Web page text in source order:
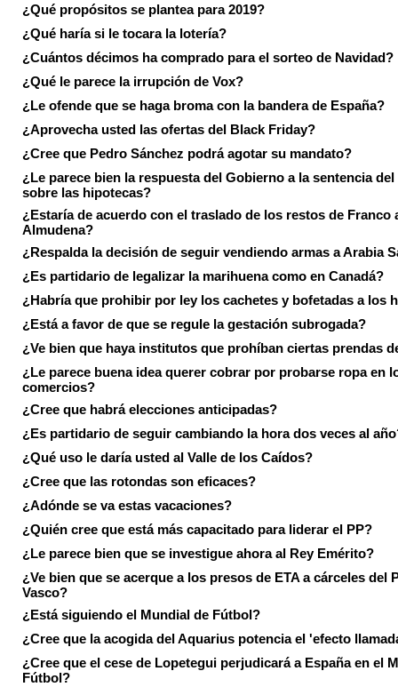
¿Qué propósitos se plantea para 2019?
¿Qué haría si le tocara la lotería?
¿Cuántos décimos ha comprado para el sorteo de Navidad?
¿Qué le parece la irrupción de Vox?
¿Le ofende que se haga broma con la bandera de España?
¿Aprovecha usted las ofertas del Black Friday?
¿Cree que Pedro Sánchez podrá agotar su mandato?
¿Le parece bien la respuesta del Gobierno a la sentencia
sobre las hipotecas?
¿Estaría de acuerdo con el traslado de los restos de Franco
Almudena?
¿Respalda la decisión de seguir vendiendo armas a Arabia
¿Es partidario de legalizar la marihuena como en Canadá?
¿Habría que prohibir por ley los cachetes y bofetadas a los
¿Está a favor de que se regule la gestación subrogada?
¿Ve bien que haya institutos que prohíban ciertas prendas
¿Le parece buena idea querer cobrar por probarse ropa en
comercios?
¿Cree que habrá elecciones anticipadas?
¿Es partidario de seguir cambiando la hora dos veces al
¿Qué uso le daría usted al Valle de los Caídos?
¿Cree que las rotondas son eficaces?
¿Adónde se va estas vacaciones?
¿Quién cree que está más capacitado para liderar el PP?
¿Le parece bien que se investigue ahora al Rey Emérito?
¿Ve bien que se acerque a los presos de ETA a cárceles del
Vasco?
¿Está siguiendo el Mundial de Fútbol?
¿Cree que la acogida del Aquarius potencia el 'efecto
¿Cree que el cese de Lopetegui perjudicará a España en el
Fútbol?